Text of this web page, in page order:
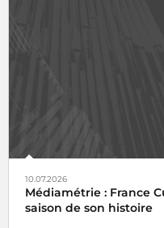
10.07.2026
Médiamétrie : France
saison de son histoire